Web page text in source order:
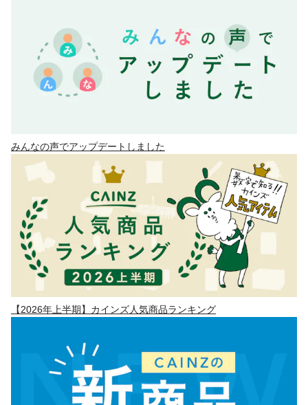
みんなの声でアップデートしました
【2026年上半期】カインズ人気商品ランキング